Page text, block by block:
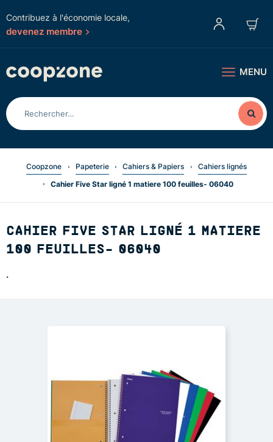
Contribuez à l'économie locale,
devenez membre
MENU
Coopzone Papeterie Cahiers & Papiers
Cahiers lignés
Cahier Five Star ligné 1 matiere 100 feuilles- 06040
CAHIER FIVE STAR LIGNÉ 1 MATIERE
100 FEUILLES- 06040
.